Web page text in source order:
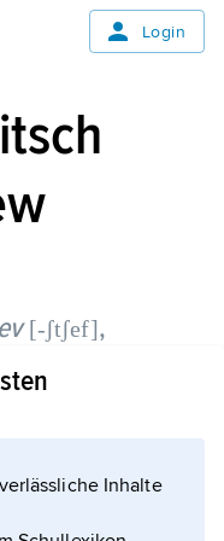
Login
[-ʃtʃef],
Krieg (1700–21)
Inhalte